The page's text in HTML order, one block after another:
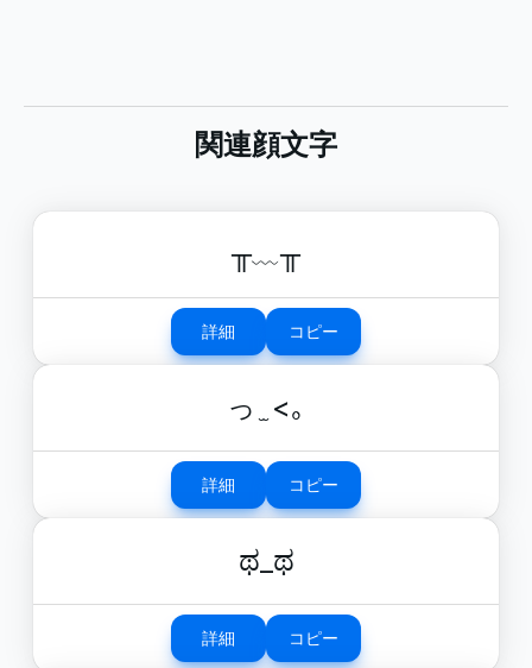
関連顔文字
╥﹏╥
詳細 コピー
っ ̫ <｡
詳細 コピー
ಥ_ಥ
詳細 コピー